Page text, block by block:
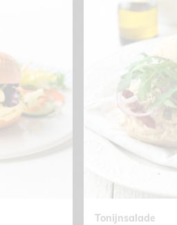
Tonijnsalade